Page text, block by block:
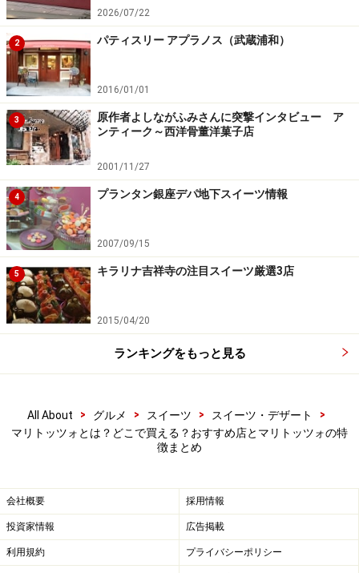
入れるとすっと溶ける生クリームは、レモンピューレと
レモンゼストを混ぜ合わせているのだとか。甘さ控えめ
で酸味が効いていて、レモンの爽やかな風味をたっぷり
と感じられます。さらに、ねっとり濃厚なマンゴーソー
スがアクセントになっていて飽きない味わいです！
■DATA
「マリトッツォ リモーネ ＆ マンゴー」
価格：453円（税込・持ち帰りの場合）、462円（税込・
店内利用の場合）
販売期間：2021年7月14日～9月30日
取扱店舗：プリンチ代官山T-SITE、スターバックス リザ
ーブ（R） ロースタリー 東京、スターバックス リザーブ
（R） ストア 銀座マロニエ通り、スターバックス コーヒ
ー 丸の内オアゾ店、スターバックス コーヒー ニュウマ
スタバ運営「プリンチ」の新作マリトッツォ実食レ
ポ！ マリトッツォがこんなに夏にぴったりのスイー
スタバが手掛けるイタリアン・ベーカリー
「プリンチ（R）」の「マリトッツォ ノッ
2026/07/22
2 パティスリー アプラノス（武蔵浦和）
2016/01/01
3
原作者よしながふみさんに突撃インタビュー ア
ンティーク～西洋骨董洋菓子店
2001/11/27
4 プランタン銀座デパ地下スイーツ情報
2007/09/15
5 キラリナ吉祥寺の注目スイーツ厳選3店
2015/04/20
ランキングをもっと見る
All About > グルメ > スイーツ > スイーツ・デザート
>
マリトッツォとは？どこで買える？おすすめ店とマリトッツォの特
徴まとめ
会社概要 採用情報
投資家情報 広告掲載
利用規約 プライバシーポリシー